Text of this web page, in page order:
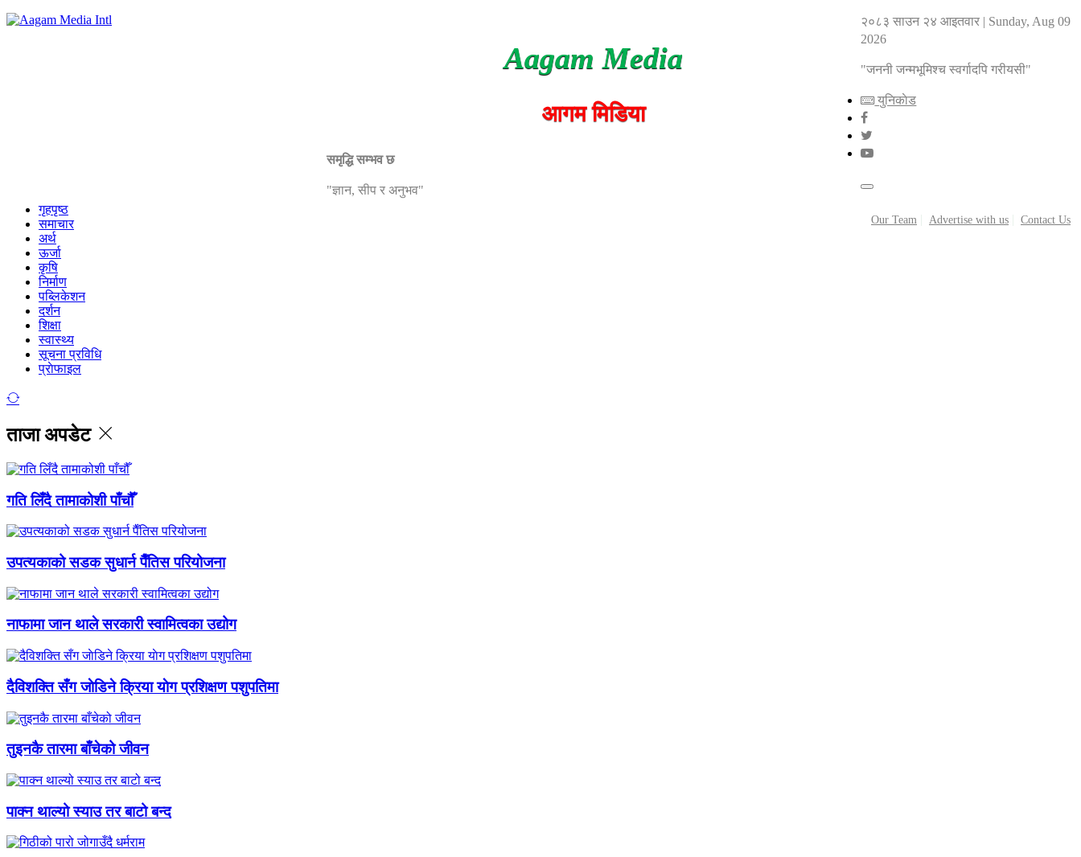
Aagam Media
आगम मिडिया
समृद्धि सम्भव छ
"ज्ञान, सीप र अनुभव"
Our Team Advertise with us Contact Us
२०८३ साउन २४ आइतवार | Sunday, Aug 09
2026
"जननी जन्मभूमिश्च स्वर्गादपि गरीयसी"
युनिकाेड
गृहपृष्ठ
समाचार
अर्थ
ऊर्जा
कृषि
निर्माण
पब्लिकेशन
दर्शन
शिक्षा
स्वास्थ्य
सूचना प्रविधि
प्राेफाइल
ताजा अपडेट
गति लिँदै तामाकोशी पाँचौँ
उपत्यकाको सडक सुधार्न पैँतिस परियोजना
नाफामा जान थाले सरकारी स्वामित्वका उद्योग
दैविशक्ति सँग जाेडिने क्रिया याेग प्रशिक्षण पशुपतिमा
तुइनकै तारमा बाँचेको जीवन
पाक्न थाल्यो स्याउ तर बाटो बन्द